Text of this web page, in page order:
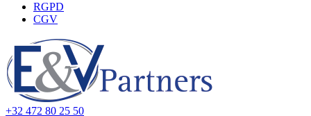
RGPD
CGV
+32 472 80 25 50